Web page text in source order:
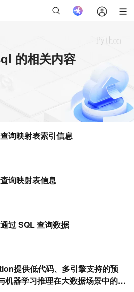
的相关内容
询映射表索引信息
询映射表信息
过 SQL 查询数据
提供低代码、多引擎支持的预
机器学习推理在大数据场景中的应